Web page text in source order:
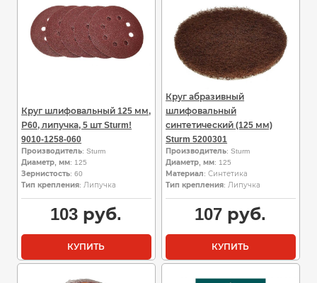
Круг шлифовальный 125 мм,
Р60, липучка, 5 шт Sturm!
9010-1258-060
Производитель: Sturm
Диаметр, мм: 125
Зернистость: 60
Тип крепления: Липучка
103 руб.
КУПИТЬ
Круг абразивный
шлифовальный
синтетический (125 мм)
Sturm 5200301
Производитель: Sturm
Диаметр, мм: 125
Материал: Синтетика
Тип крепления: Липучка
107 руб.
КУПИТЬ